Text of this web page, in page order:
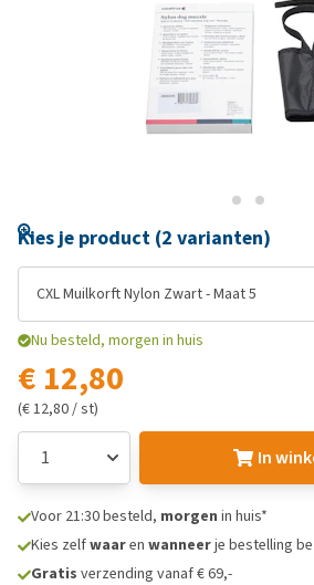
Kies je product (2 varianten)
CXL Muilkorft Nylon Zwart - Maat 5
Nu besteld, morgen in huis
€ 12,80
(€ 12,80 / st)
In
Voor 21:30 besteld, morgen in huis*
Kies zelfwaaren wanneerje bestelling
Gratis verzending vanaf € 69,-